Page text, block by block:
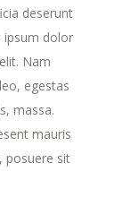
deserunt
ipsum dolor
Nam
egestas
massa.
mauris
posuere sit